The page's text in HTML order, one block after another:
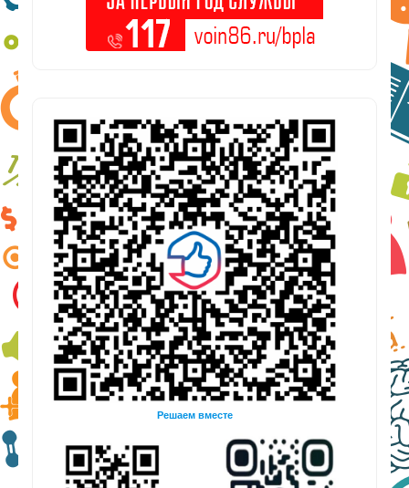
Решаем вместе